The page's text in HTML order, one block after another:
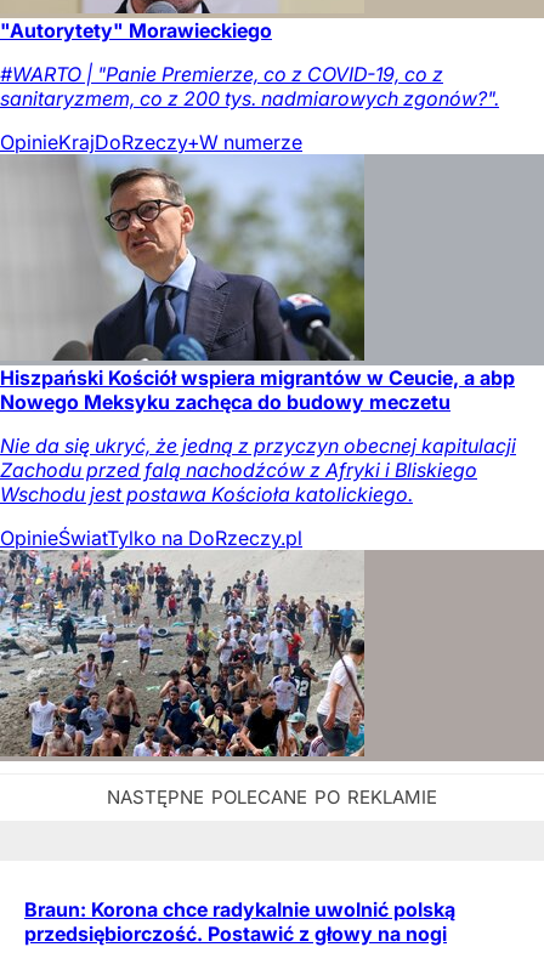
"Autorytety" Morawieckiego
#WARTO | "Panie Premierze, co z COVID-19, co z
sanitaryzmem, co z 200 tys. nadmiarowych zgonów?".
OpinieKrajDoRzeczy+W numerze
Hiszpański Kościół wspiera migrantów w Ceucie, a abp
Nowego Meksyku zachęca do budowy meczetu
Nie da się ukryć, że jedną z przyczyn obecnej kapitulacji
Zachodu przed falą nachodźców z Afryki i Bliskiego
Wschodu jest postawa Kościoła katolickiego.
OpinieŚwiatTylko na DoRzeczy.pl
Braun: Korona chce radykalnie uwolnić polską
przedsiębiorczość. Postawić z głowy na nogi